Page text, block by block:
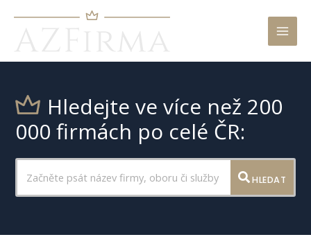
Hledejte ve více než 200
000 firmách po celé ČR:
HLEDAT